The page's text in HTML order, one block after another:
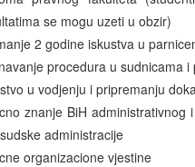
se mogu uzeti u obzir)
2 godine iskustva u
procedura u sudnicama i
u vodjenju i pripremanju
znanje BiH
administracije
organizacione vjestine